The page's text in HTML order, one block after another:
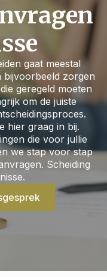
gaat meestal
bijvoorbeeld zorgen
geregeld moeten
om de juiste
hier graag in bij.
die voor jullie
we stap voor stap
Scheiding